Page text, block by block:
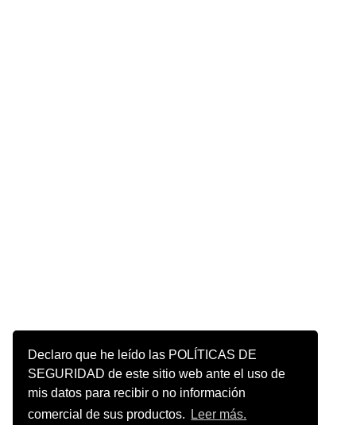
Declaro que he leído las POLÍTICAS DE
SEGURIDAD de este sitio web ante el uso de
mis datos para recibir o no información
comercial de sus productos.
Leer más.